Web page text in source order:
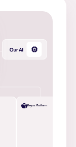
Beyaz Platform